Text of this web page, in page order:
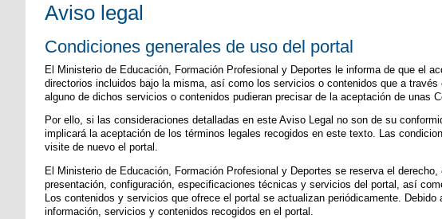
Aviso legal
Condiciones generales de uso del portal
El Ministerio de Educación, Formación Profesional y Deportes le informa de que el
directorios incluidos bajo la misma, así como los servicios o contenidos que a
alguno de dichos servicios o contenidos pudieran precisar de la aceptación de unas
Por ello, si las consideraciones detalladas en este Aviso Legal no son de su
implicará la aceptación de los términos legales recogidos en este texto. Las
visite de nuevo el portal.
El Ministerio de Educación, Formación Profesional y Deportes se reserva el
presentación, configuración, especificaciones técnicas y servicios del portal, así
Los contenidos y servicios que ofrece el portal se actualizan periódicamente.
información, servicios y contenidos recogidos en el portal.